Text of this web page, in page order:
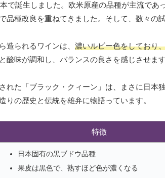
で誕生しました。欧米原産の品種が主流で
品種改良を重ねてきました。そして、数々の
造られるワインは、 濃いルビー色をしており
酸味が調和し、バランスの良さを感じさせます
れた「ブラック・クィーン」は、まさに日
りの歴史と伝統を雄弁に物語っています。
特徴
日本固有の黒ブドウ品種
果皮は黒色で、熟すほど色が濃くなる